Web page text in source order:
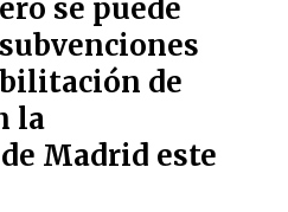
se puede
de
la
Madrid este